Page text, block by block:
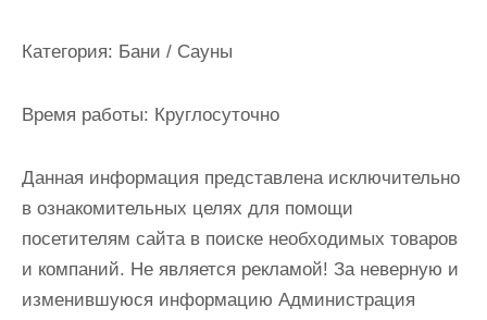
Категория: Бани / Сауны
Время работы: Круглосуточно
Данная информация представлена исключительно
в ознакомительных целях для помощи
посетителям сайта в поиске необходимых товаров
и компаний. Не является рекламой! За неверную и
изменившуюся информацию Администрация